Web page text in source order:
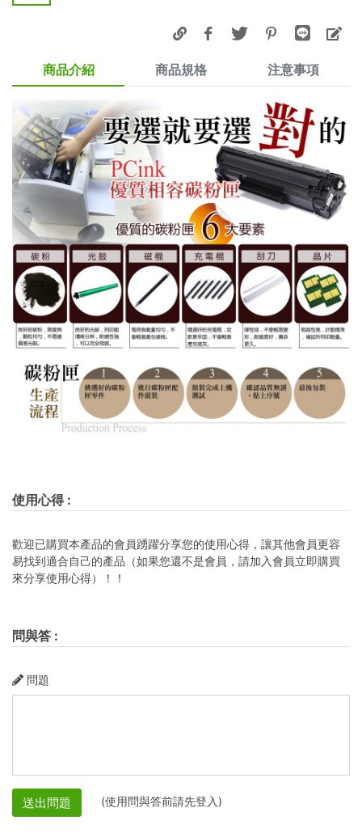
商品介紹 商品規格 注意事項
使用心得:
歡迎已購買本產品的會員踴躍分享您的使用心得，讓其他會員更容
易找到適合自己的產品（如果您還不是會員，請加入會員立即購買
來分享使用心得）！！
問與答 :
問題
送出問題 (使用問與答前請先登入)